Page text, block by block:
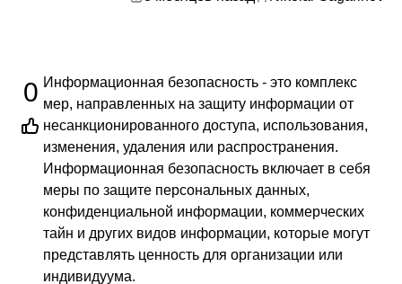
0 Информационная безопасность - это комплекс
мер, направленных на защиту информации от
несанкционированного доступа, использования,
изменения, удаления или распространения.
Информационная безопасность включает в себя
меры по защите персональных данных,
конфиденциальной информации, коммерческих
тайн и других видов информации, которые могут
представлять ценность для организации или
индивидуума.